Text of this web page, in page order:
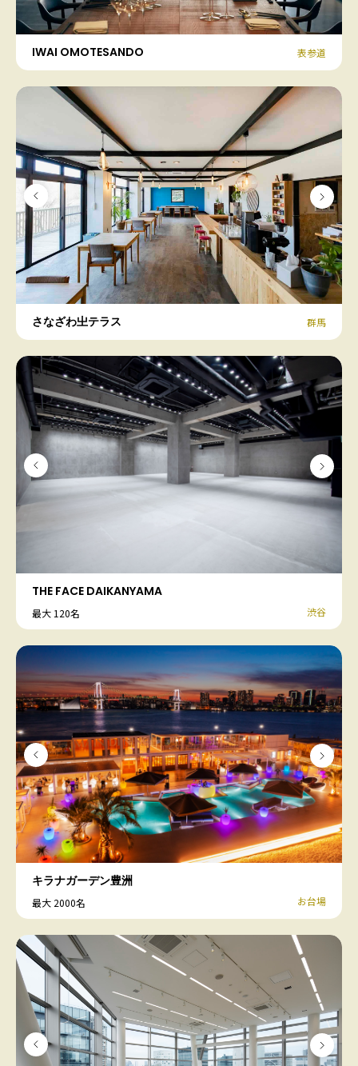
IWAI OMOTESANDO 表参道
さなざわ㞢テラス 群馬
THE FACE DAIKANYAMA
最大 120名 渋谷
キラナガーデン豊洲
最大 2000名 お台場